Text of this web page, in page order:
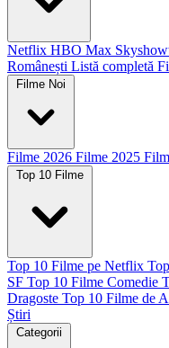
Netflix HBO Max
Românești Listă completă
Filme Noi
Filme 2026 Filme 2025
Top 10 Filme
Top 10 Filme pe Netflix
SF Top 10 Filme Comedie
Dragoste Top 10 Filme de
Știri
Categorii